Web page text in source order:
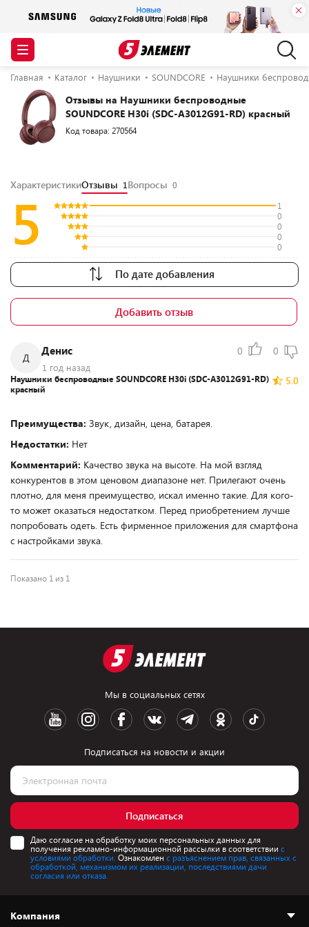
Главная Каталог Наушники SOUNDCORE Наушники
Отзывы на Наушники беспроводные
SOUNDCORE H30i (SDC-A3012G91-RD) красный
Код товара: 270564
ХарактеристикиОтзывы 1Вопросы 0
5
1
0
0
0
0
По дате добавления
Добавить отзыв
Д
Денис
1 год назад
0 0
5.0
Наушники беспроводные SOUNDCORE H30i (SDC-A3012G91-RD)
красный
Преимущества: Звук, дизайн, цена, батарея.
Недостатки: Нет
Комментарий: Качество звука на высоте. На мой взгляд
конкурентов в этом ценовом диапазоне нет. Прилегают очень
плотно, для меня преимущество, искал именно такие. Для кого-
то может оказаться недостатком. Перед приобретением лучше
попробовать одеть. Есть фирменное приложения для смартфона
с настройками звука.
Показано 1 из 1
Мы в социальных сетях
Подписаться на новости и акции
Подписаться
Даю согласие на обработку моих персональных данных для
получения рекламно-информационной рассылки в соответствии с
условиями обработки. Ознакомлен с разъяснением прав, связанных с
обработкой, механизмом их реализации, последствиями дачи
согласия или отказа.
Компания